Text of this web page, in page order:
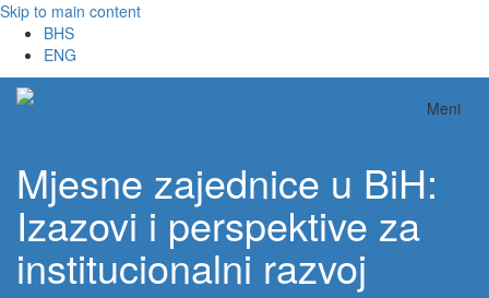
Skip to main content
BHS
ENG
Meni
Mjesne zajednice u BiH:
Izazovi i perspektive za
institucionalni razvoj